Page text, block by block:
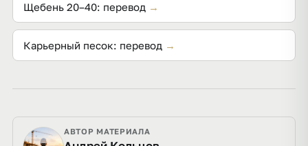
Щебень 20–40: перевод →
Карьерный песок: перевод →
АВТОР МАТЕРИАЛА